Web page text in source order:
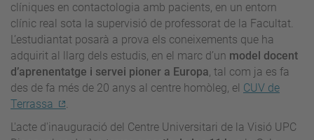
clíniques en contactologia amb pacients, en un entorn
clínic real sota la supervisió de professorat de la Facultat.
L’estudiantat posarà a prova els coneixements que ha
adquirit al llarg dels estudis, en el marc d’un model docent
d’aprenentatge i servei pioner a Europa, tal com ja es fa
des de fa més de 20 anys al centre homòleg, el CUV de
Terrassa
.
L'acte d'inauguració del Centre Universitari de la Visió UPC